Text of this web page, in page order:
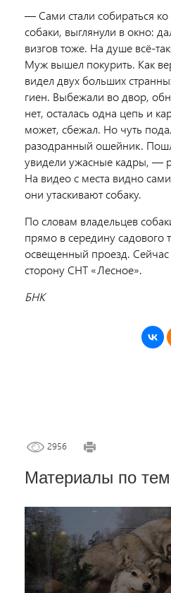
— Сами стали собираться
собаки, выглянули в окно:
визгов тоже. На душе всё-
Муж вышел покурить. Как
видел двух больших
гиен. Выбежали во двор,
нет, осталась одна цепь и
может, сбежал. Но чуть
разодранный ошейник.
увидели ужасные кадры, —
На видео с места видно
они утаскивают собаку.
По словам владельцев
прямо в середину садового
освещенный проезд.
сторону СНТ «Лесное».
БНК
2956
Материалы по